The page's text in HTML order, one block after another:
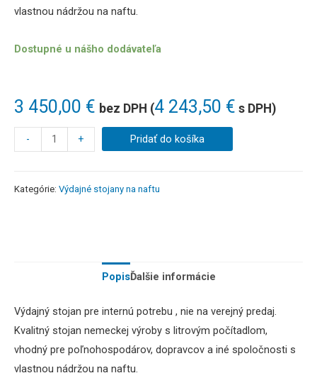
3 450,00 € bez DPH (4 243,50 € s DPH)
vlastnou nádržou na naftu.
Dostupné u nášho dodávateľa
- + Pridať do košíka
Kategórie: Výdajné stojany na naftu
PopisĎalšie informácie
Výdajný stojan pre internú potrebu , nie na verejný predaj.
Kvalitný stojan nemeckej výroby s litrovým počítadlom,
vhodný pre poľnohospodárov, dopravcov a iné spoločnosti s
vlastnou nádržou na naftu.